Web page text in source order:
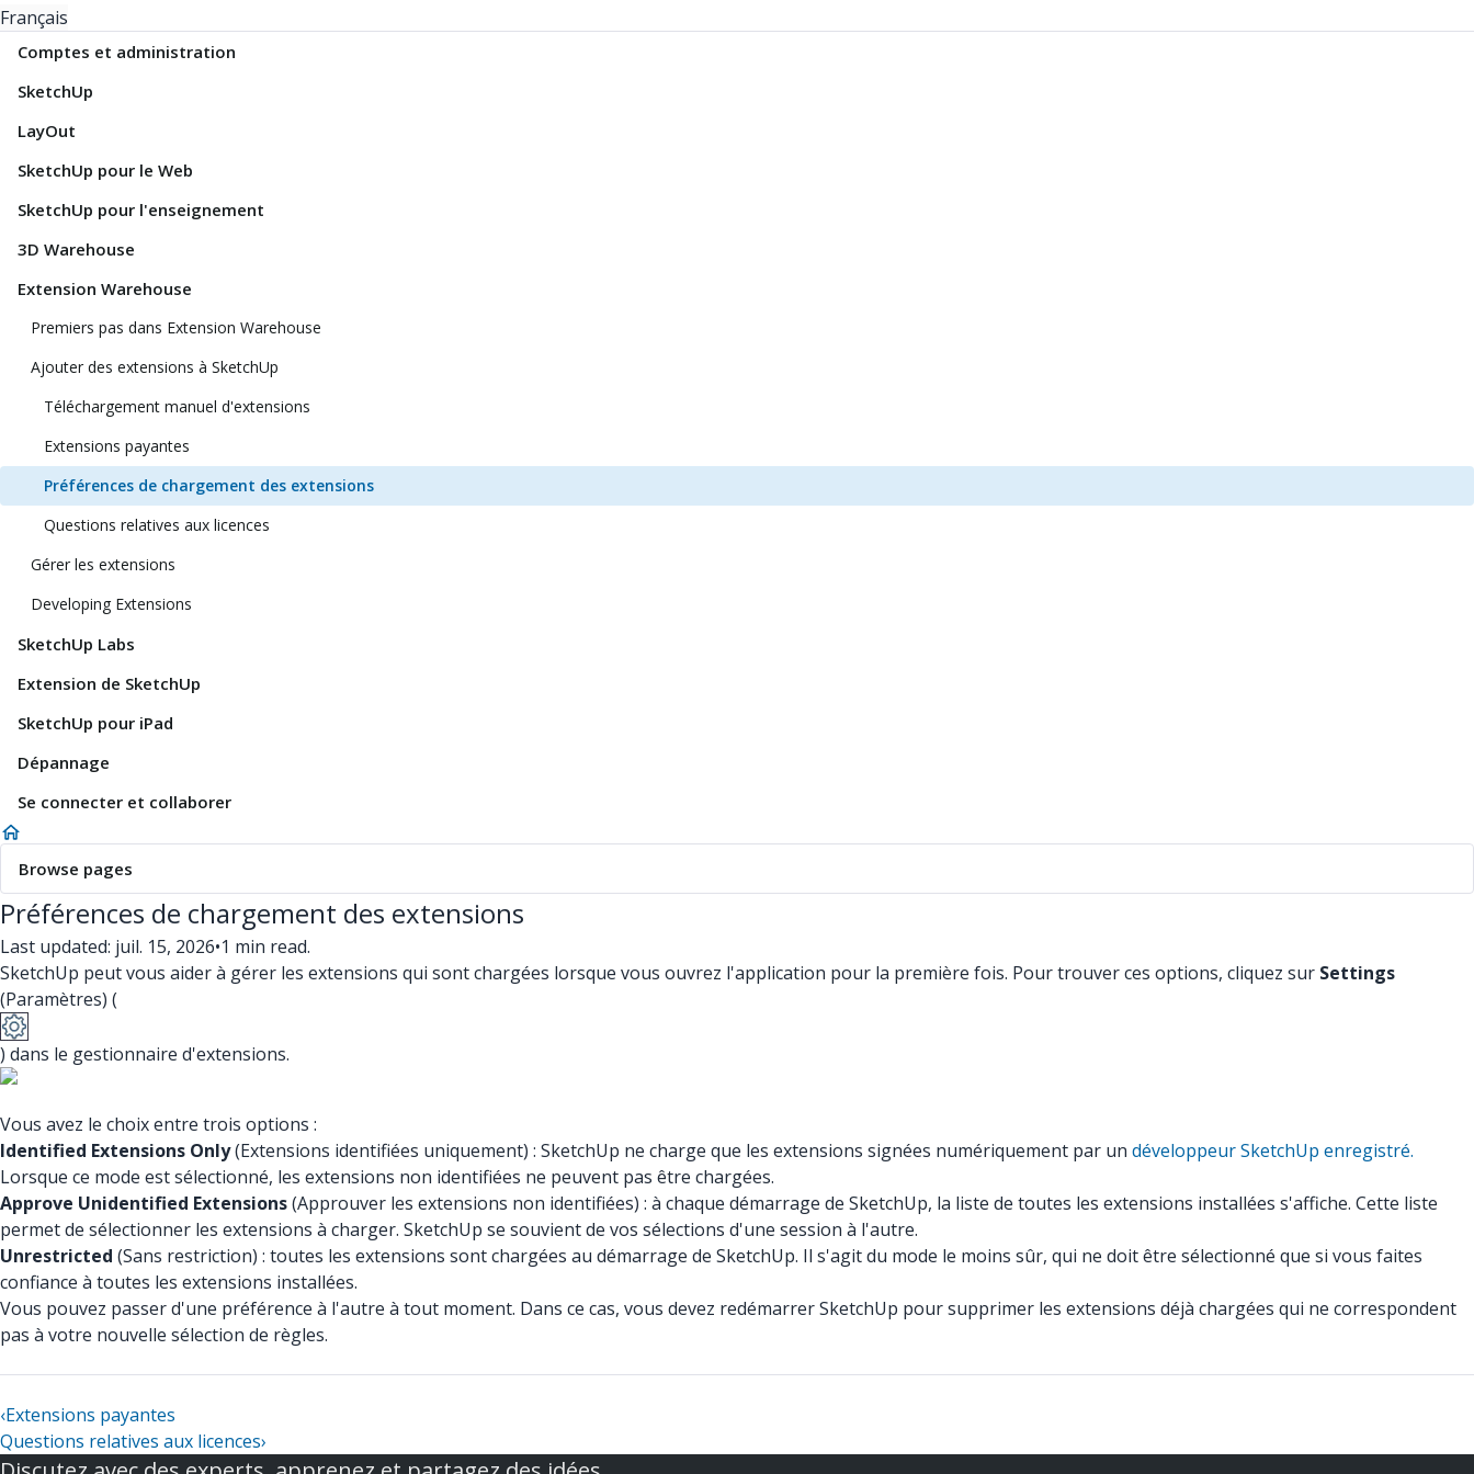
Français
Comptes et administration
SketchUp
LayOut
SketchUp pour le Web
SketchUp pour l'enseignement
3D Warehouse
Extension Warehouse
Premiers pas dans Extension Warehouse
Ajouter des extensions à SketchUp
Téléchargement manuel d'extensions
Extensions payantes
Préférences de chargement des extensions
Questions relatives aux licences
Gérer les extensions
Developing Extensions
SketchUp Labs
Extension de SketchUp
SketchUp pour iPad
Dépannage
Se connecter et collaborer
Browse pages
Préférences de chargement des extensions
Last updated: juil. 15, 2026•1 min read.
SketchUp peut vous aider à gérer les extensions qui sont chargées lorsque vous ouvrez l'application pour la première fois. Pour trouver ces options, cliquez sur Settings
(Paramètres) (
) dans le gestionnaire d'extensions.
Vous avez le choix entre trois options :
Identified Extensions Only(Extensions identifiées uniquement) : SketchUp ne charge que les extensions signées numériquement par un développeur SketchUp enregistré.
Lorsque ce mode est sélectionné, les extensions non identifiées ne peuvent pas être chargées.
Approve Unidentified Extensions(Approuver les extensions non identifiées) : à chaque démarrage de SketchUp, la liste de toutes les extensions installées s'affiche. Cette liste
permet de sélectionner les extensions à charger. SketchUp se souvient de vos sélections d'une session à l'autre.
Unrestricted (Sans restriction) : toutes les extensions sont chargées au démarrage de SketchUp. Il s'agit du mode le moins sûr, qui ne doit être sélectionné que si vous faites
confiance à toutes les extensions installées.
Vous pouvez passer d'une préférence à l'autre à tout moment. Dans ce cas, vous devez redémarrer SketchUp pour supprimer les extensions déjà chargées qui ne correspondent
pas à votre nouvelle sélection de règles.
‹Extensions payantes
Questions relatives aux licences›